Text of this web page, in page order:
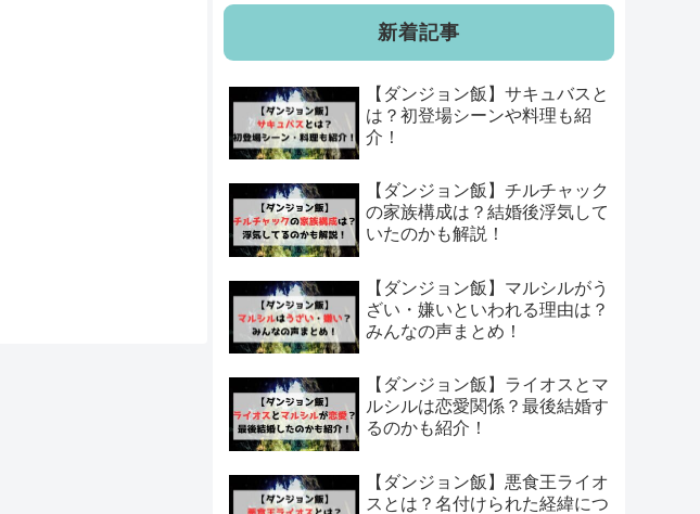
新着記事
【ダンジョン飯】サキュバスと
は？初登場シーンや料理も紹
介！
【ダンジョン飯】チルチャック
の家族構成は？結婚後浮気して
いたのかも解説！
【ダンジョン飯】マルシルがう
ざい・嫌いといわれる理由は？
みんなの声まとめ！
【ダンジョン飯】ライオスとマ
ルシルは恋愛関係？最後結婚す
るのかも紹介！
【ダンジョン飯】悪食王ライオ
スとは？名付けられた経緯につ